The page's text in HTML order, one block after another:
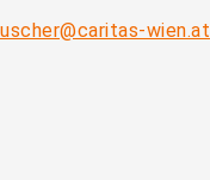
wien.at